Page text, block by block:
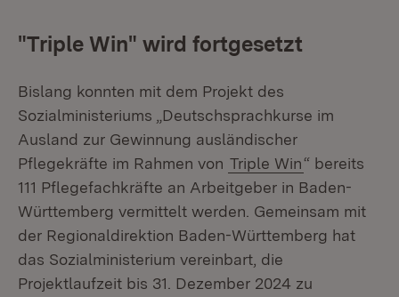
"Triple Win" wird fortgesetzt
Bislang konnten mit dem Projekt des
Sozialministeriums „Deutschsprachkurse im
Ausland zur Gewinnung ausländischer
Pflegekräfte im Rahmen von Triple Win“ bereits
111 Pflegefachkräfte an Arbeitgeber in Baden-
Württemberg vermittelt werden. Gemeinsam mit
der Regionaldirektion Baden-Württemberg hat
das Sozialministerium vereinbart, die
Projektlaufzeit bis 31. Dezember 2024 zu